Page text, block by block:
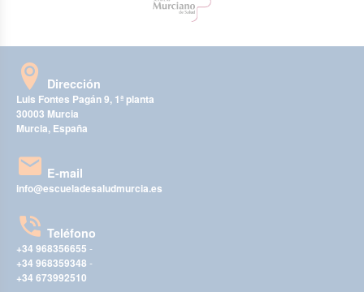
Dirección
Luis Fontes Pagán 9, 1ª planta
30003 Murcia
Murcia, España
E-mail
info@escueladesaludmurcia.es
Teléfono
+34 968356655 -
+34 968359348 -
+34 673992510